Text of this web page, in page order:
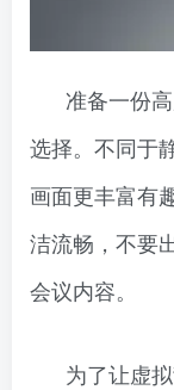
准备一份
选择。不同于
画面更丰富有
洁流畅，不要
会议内容。
为了让虚